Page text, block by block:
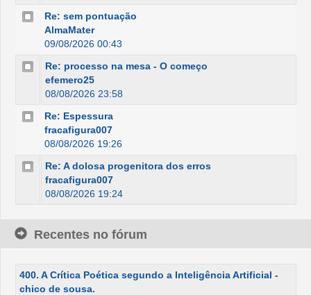
Re: sem pontuação
AlmaMater
09/08/2026 00:43
Re: processo na mesa - O começo
efemero25
08/08/2026 23:58
Re: Espessura
fracafigura007
08/08/2026 19:26
Re: A dolosa progenitora dos erros
fracafigura007
08/08/2026 19:24
Recentes no fórum
400. A Crítica Poética segundo a Inteligência Artificial -
chico de sousa.